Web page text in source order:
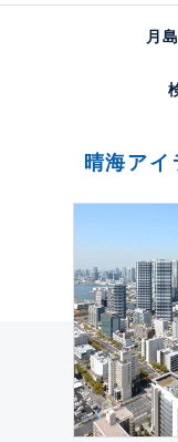
月
晴海アイ